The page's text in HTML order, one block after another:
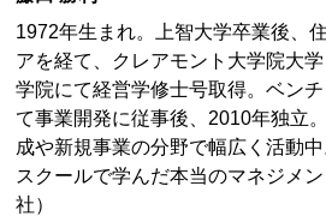
1972年生まれ。上智大学卒業後、
アを経て、クレアモント大学院大
学院にて経営学修士号取得。ベン
て事業開発に従事後、2010年独立
成や新規事業の分野で幅広く活動
スクールで学んだ本当のマネジメ
社）